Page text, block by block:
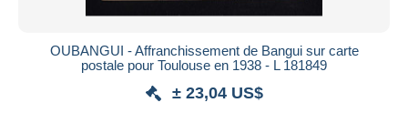
OUBANGUI - Affranchissement de Bangui sur carte
postale pour Toulouse en 1938 - L 181849
± 23,04 US$